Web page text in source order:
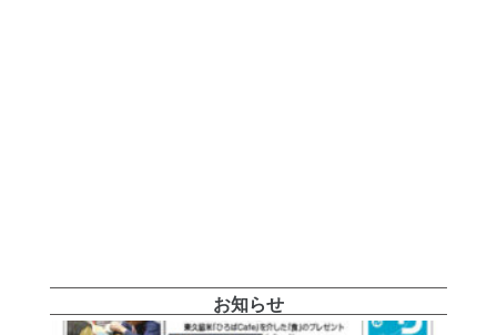
お知らせ